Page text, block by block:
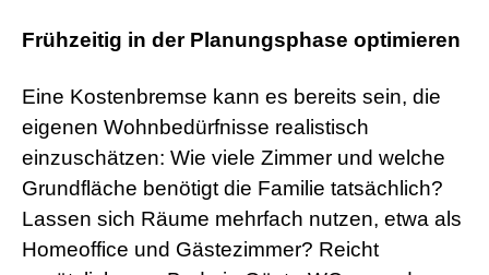
Frühzeitig in der Planungsphase optimieren
Eine Kostenbremse kann es bereits sein, die
eigenen Wohnbedürfnisse realistisch
einzuschätzen: Wie viele Zimmer und welche
Grundfläche benötigt die Familie tatsächlich?
Lassen sich Räume mehrfach nutzen, etwa als
Homeoffice und Gästezimmer? Reicht